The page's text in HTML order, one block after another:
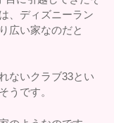
、ディズニーラン
広い家なのだと
ないクラブ33とい
うです。